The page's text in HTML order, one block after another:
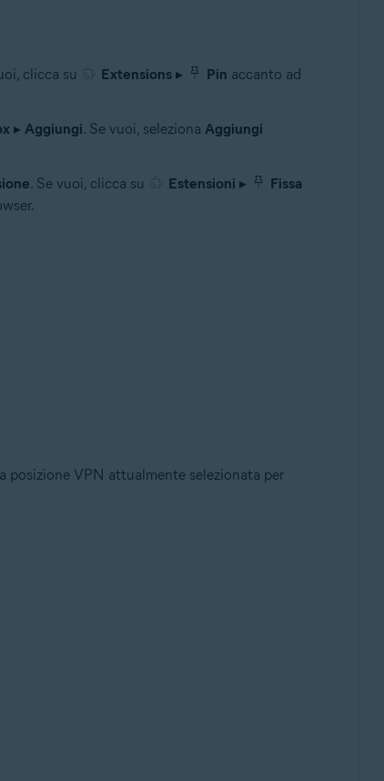
clicca su Extensions▸ Pin accanto ad
▸ Aggiungi. Se vuoi, seleziona Aggiungi
. Se vuoi, clicca su Estensioni ▸
Fissa
posizione VPN attualmente selezionata per